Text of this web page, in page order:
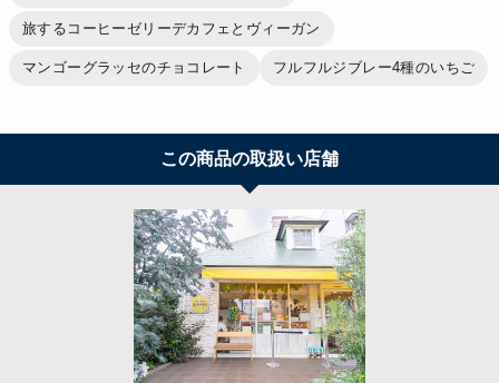
旅するコーヒーゼリーデカフェとヴィーガン
マンゴーグラッセのチョコレート フルフルジブレー4種のいちご
この商品の取扱い店舗